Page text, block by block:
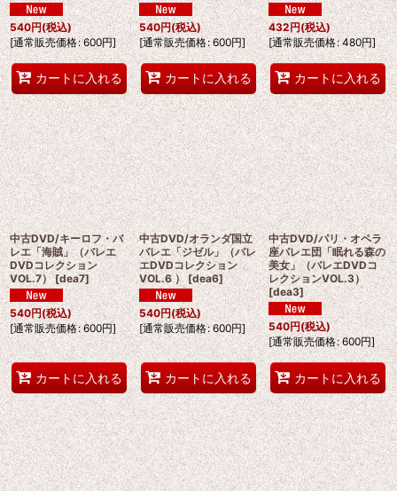
540円(税込)
[通常販売価格: 600円]
カートに入れる
540円(税込)
[通常販売価格: 600円]
カートに入れる
432円(税込)
[通常販売価格: 480円]
カートに入れる
中古DVD/キーロフ・バ
レエ「海賊」（バレエ
DVDコレクション
VOL.7） [dea7]
540円(税込)
[通常販売価格: 600円]
カートに入れる
中古DVD/オランダ国立
バレエ「ジゼル」（バレ
エDVDコレクション
VOL.6 ） [dea6]
540円(税込)
[通常販売価格: 600円]
カートに入れる
中古DVD/パリ・オペラ
座バレエ団「眠れる森の
美女」（バレエDVDコ
レクションVOL.3）
[dea3]
540円(税込)
[通常販売価格: 600円]
カートに入れる